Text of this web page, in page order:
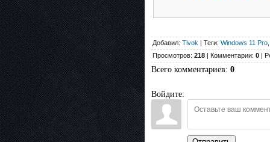
Добавил: Tivok | Теги: Windows 11 Pro
Просмотров: 218 | Комментарии: 0 |
Всего комментариев: 0
Войдите: